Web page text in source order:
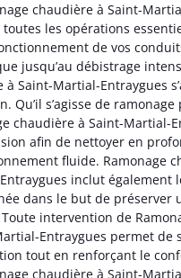
chaudière à Saint-
les opérations
de vos
jusqu’au débistrage
à Saint-Martial-Entraygues
Qu’il s’agisse de
chaudière à Saint-Martial-
afin de nettoyer en
fluide. Ramonage
inclut également
dans le but de préserver
intervention de
Entraygues permet de
tout en renforçant le
chaudière à Saint-